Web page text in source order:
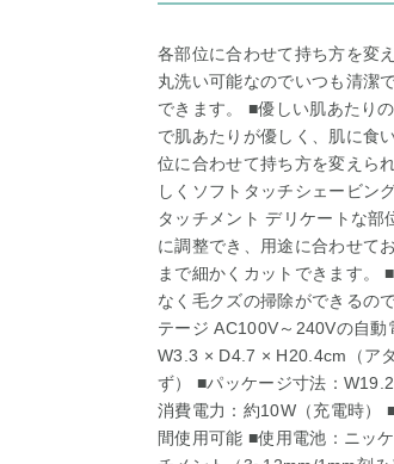
各部位に合わせて持ち方を変
丸洗い可能なのでいつも清潔
できます。 ■優しい肌あたり
で肌あたりが優しく、肌に食
位に合わせて持ち方を変えら
しくソフトタッチシェービン
タッチメント デリケートな
に調整でき、用途に合わせて
まで細かくカットできます。
なく毛クズの掃除ができるの
テージ AC100V～240Vの自動
W3.3 × D4.7 × H20.4cm（ア
ず） ■パッケージ寸法：
消費電力：約10W（充電時）
間使用可能 ■使用電池：ニッ